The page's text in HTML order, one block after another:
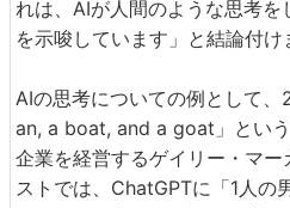
れは、AIが人間のような思考を
を示唆しています」と結論付け
AIの思考についての例として
an, a boat, and a goat」とい
企業を経営するゲイリー・マ
ストでは、ChatGPTに「1人の